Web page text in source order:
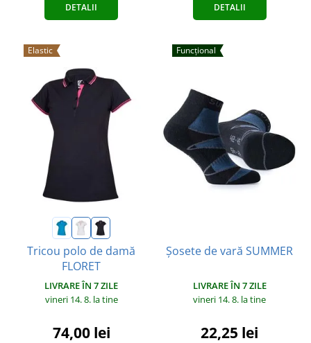
DETALII DETALII
Elastic
Tricou polo de damă
FLORET
LIVRARE ÎN 7 ZILE
vineri 14. 8. la tine
74,00 lei
Funcțional
Șosete de vară SUMMER
LIVRARE ÎN 7 ZILE
vineri 14. 8. la tine
22,25 lei